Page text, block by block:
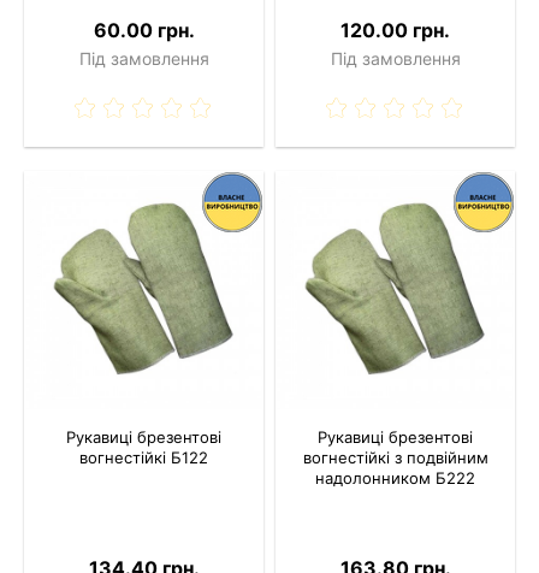
60.00 грн.
Під замовлення
120.00 грн.
Під замовлення
Рукавиці брезентові
вогнестійкі Б122
134.40 грн.
Рукавиці брезентові
вогнестійкі з подвійним
надолонником Б222
163.80 грн.